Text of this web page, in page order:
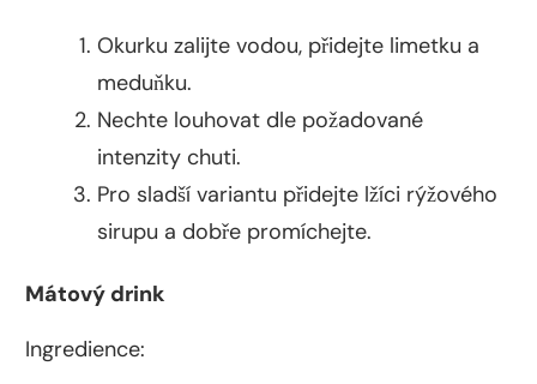
Okurku zalijte vodou, přidejte limetku a
meduňku.
Nechte louhovat dle požadované
intenzity chuti.
Pro sladší variantu přidejte lžíci rýžového
sirupu a dobře promíchejte.
Mátový drink
Ingredience: